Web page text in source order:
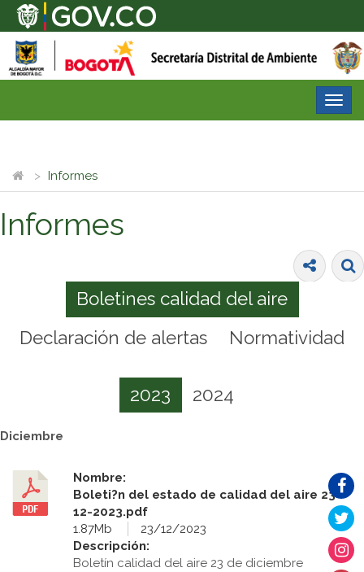
Informes
Informes
Boletines calidad del aire
Declaración de alertas
Normatividad
2023 2024
Diciembre
Nombre:
Boleti?n del estado de calidad del aire 23-
12-2023.pdf
1.87Mb
23/12/2023
Descripción:
Boletín calidad del aire 23 de diciembre